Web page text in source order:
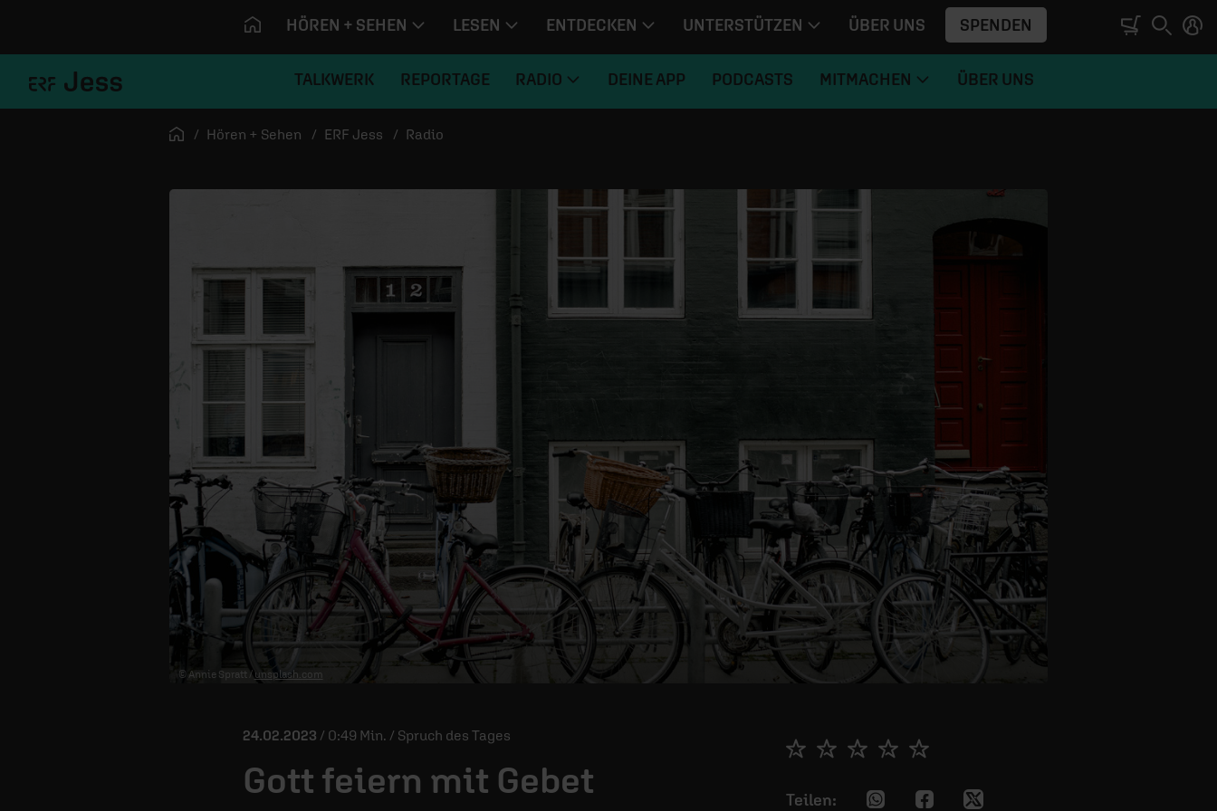
HÖREN + SEHEN LESEN ENTDECKEN UNTERSTÜTZEN ÜBER UNS SPENDEN
TALKWERK REPORTAGE RADIO DEINE APP PODCASTS MITMACHEN ÜBER UNS
Startseite
Hören + Sehen ERF Jess Radio
© Annie Spratt / unsplash.com
24.02.2023 / 0:49 Min. / Spruch des Tages
Gott feiern mit Gebet